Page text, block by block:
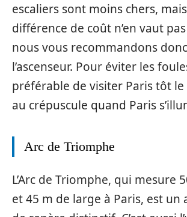
escaliers sont moins chers,
différence de coût n’en vaut
nous vous recommandons
l’ascenseur. Pour éviter les
préférable de visiter Paris tôt
au crépuscule quand Paris
Arc de Triomphe
L’Arc de Triomphe, qui mesure
et 45 m de large à Paris, est